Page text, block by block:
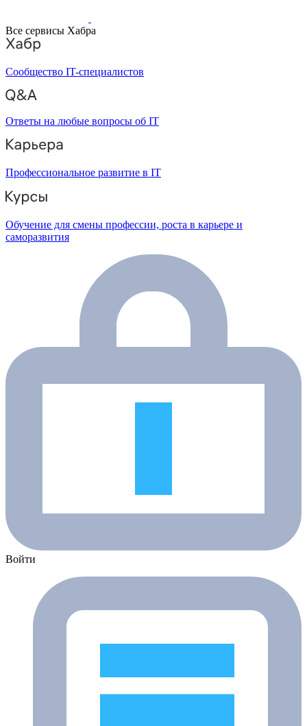
Все сервисы Хабра
Сообщество IT-специалистов
Ответы на любые вопросы об IT
Профессиональное развитие в IT
Обучение для смены профессии, роста в карьере и
саморазвития
Войти